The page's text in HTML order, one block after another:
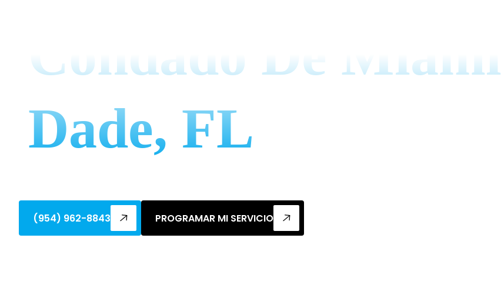
Condado De Miami-
Dade, FL
(954) 962-8843 PROGRAMAR MI SERVICIO